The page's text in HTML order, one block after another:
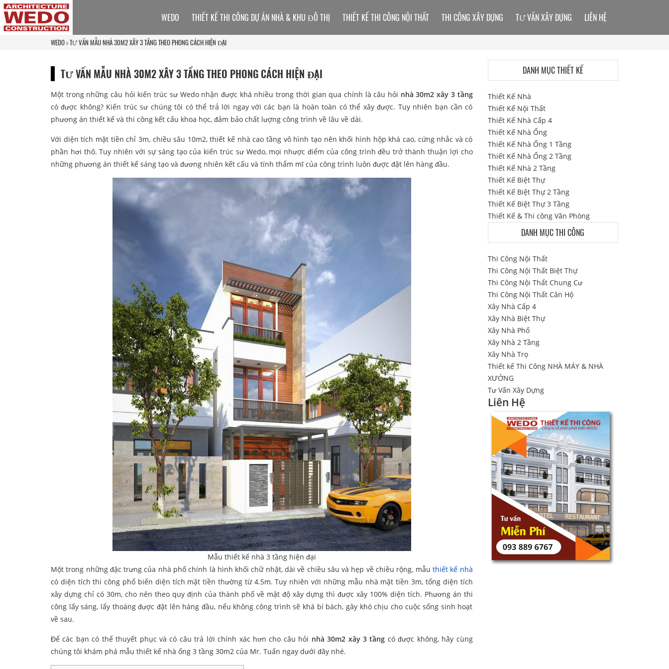
WEDO TƯ VẤN MẪU NHÀ 30M2 XÂY 3 TẦNG THEO PHONG CÁCH HIỆN ĐẠI
TƯ VẤN MẪU NHÀ 30M2 XÂY 3 TẦNG THEO PHONG CÁCH HIỆN ĐẠI
Một trong những câu hỏi kiến trúc sư Wedo nhận được khá nhiều trong thời gian qua chính là câu hỏi nhà 30m2 xây 3 tầng
có được không? Kiến trúc sư chúng tôi có thể trả lời ngay với các bạn là hoàn toàn có thể xây được. Tuy nhiên bạn cần có
phương án thiết kế và thi công kết cấu khoa học, đảm bảo chất lượng công trình về lâu về dài.
Với diện tích mặt tiền chỉ 3m, chiều sâu 10m2, thiết kế nhà cao tầng vô hình tạo nên khối hình hộp khá cao, cứng nhắc và có
phần hơi thô. Tuy nhiên với sự sáng tạo của kiến trúc sư Wedo, mọi nhược điểm của công trình đều trở thành thuận lợi cho
những phương án thiết kế sáng tạo và đương nhiên kết cấu và tính thẩm mĩ của công trình luôn được đặt lên hàng đầu.
Mẫu thiết kế nhà 3 tầng hiện đại
Một trong những đặc trưng của nhà phố chính là hình khối chữ nhật, dài về chiều sâu và hẹp về chiều rộng, mẫu thiết kế nhà
có diện tích thi công phổ biến diện tích mặt tiền thường từ 4.5m. Tuy nhiên với những mẫu nhà mặt tiền 3m, tổng diện tích
xây dựng chỉ có 30m, cho nên theo quy định của thành phố về mật độ xây dựng thì được xây 100% diện tích. Phương án thi
công lấy sáng, lấy thoáng được đặt lên hàng đầu, nếu không công trình sẽ khá bí bách, gây khó chịu cho cuộc sống sinh hoạt
về sau.
Để các bạn có thể thuyết phục và có câu trả lời chính xác hơn cho câu hỏi nhà 30m2 xây 3 tầng có được không, hãy cùng
chúng tôi khám phá mẫu thiết kế nhà ống 3 tầng 30m2 của Mr. Tuấn ngay dưới đây nhé.
WEDO THIẾT KẾ THI CÔNG DỰ ÁN NHÀ & KHU ĐÔ THỊ THIẾT KẾ THI CÔNG NỘI THẤT THI CÔNG XÂY DỰNG TƯ VẤN XÂY DỰNG LIÊN HỆ
DANH MỤC THIẾT KẾ
Thiết Kế Nhà
Thiết Kế Nội Thất
Thiết Kế Nhà Cấp 4
Thiết Kế Nhà Ống
Thiết Kế Nhà Ống 1 Tầng
Thiết Kế Nhà Ống 2 Tầng
Thiết Kế Nhà 2 Tầng
Thiết Kế Biệt Thự
Thiết Kế Biệt Thự 2 Tầng
Thiết Kế Biệt Thự 3 Tầng
Thiết Kế & Thi công Văn Phòng
DANH MỤC THI CÔNG
Thi Công Nội Thất
Thi Công Nội Thất Biệt Thự
Thi Công Nội Thất Chung Cư
Thi Công Nội Thất Căn Hộ
Xây Nhà Cấp 4
Xây Nhà Biệt Thự
Xây Nhà Phố
Xây Nhà 2 Tầng
Xây Nhà Trọ
Thiết kế Thi Công NHÀ MÁY & NHÀ
XƯỞNG
Tư Vấn Xây Dựng
Liên Hệ